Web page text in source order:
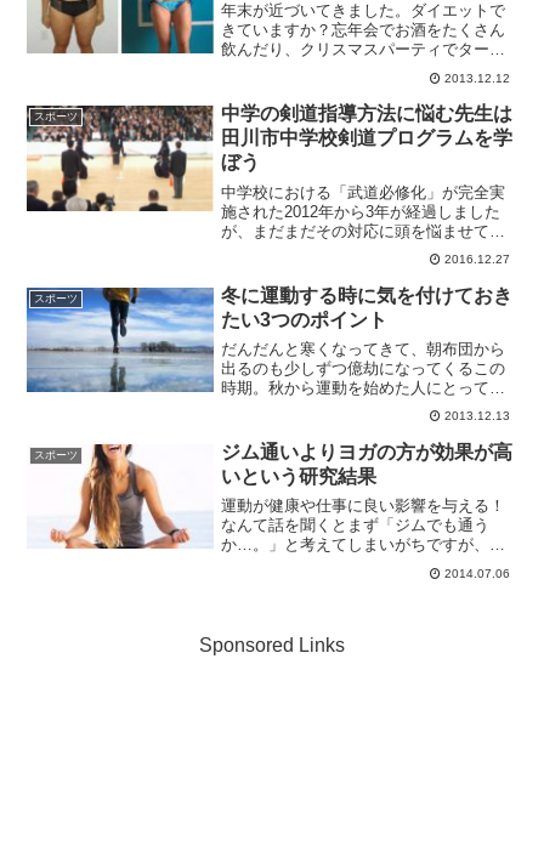
年末が近づいてきました。ダイエットで
きていますか？忘年会でお酒をたくさん
飲んだり、クリスマスパーティでターキ
ーを食べたり、この時期は接種カロリー
もかなり多くなるのではないでしょう
か？特に寒い時期はどうしても体が脂肪
を溜め込もうとします。これ...
2013.12.12
スポーツ
中学の剣道指導方法に悩む先生は
田川市中学校剣道プログラムを学
ぼう
中学校における「武道必修化」が完全実
施された2012年から3年が経過しました
が、まだまだその対応に頭を悩ませてい
る先生も多いのではないでしょうか。全
国の先生が同じように頭を悩ませ、様々
な対策を実施してきました。その中で得
られた様々な知見がレ...
2016.12.27
スポーツ
冬に運動する時に気を付けておき
たい3つのポイント
だんだんと寒くなってきて、朝布団から
出るのも少しずつ億劫になってくるこの
時期。秋から運動を始めた人にとって勝
負の時期でもあります。特に屋外での運
動を始めた人は寒くて億劫な気持ちにな
る時もあるのでは。そんな時は無理して
屋外で運動する必要はあり...
2013.12.13
スポーツ
ジム通いよりヨガの方が効果が高
いという研究結果
運動が健康や仕事に良い影響を与える！
なんて話を聞くとまず「ジムでも通う
か…。」と考えてしまいがちですが、ち
ょっと待ってください！実はジム通いよ
りもヨガの方が何かと良い効果があるん
2014.07.06
Sponsored Links